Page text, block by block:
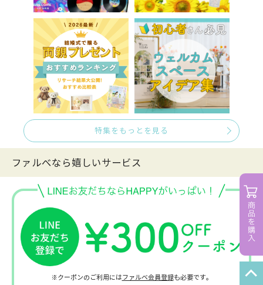
特集をもっとを見る
ファルべなら嬉しいサービス
※クーポンのご利用にはファルベ会員登録も必要です。